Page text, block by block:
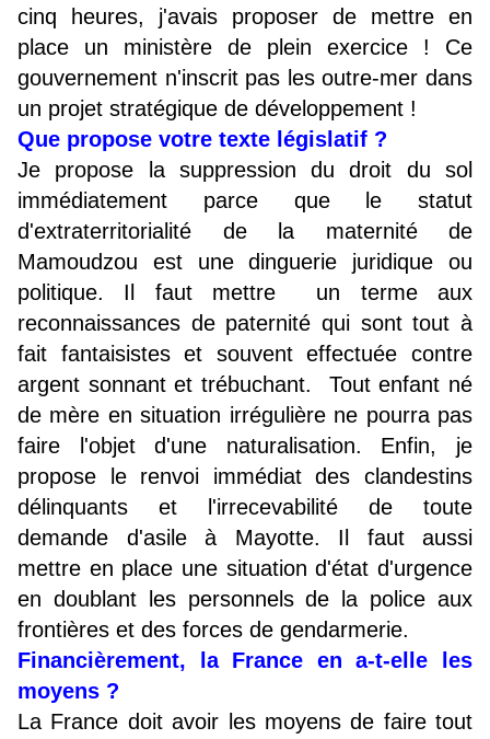
cinq heures, j'avais proposer de mettre en
place un ministère de plein exercice ! Ce
gouvernement n'inscrit pas les outre-mer dans
un projet stratégique de développement !
Que propose votre texte législatif ?
Je propose la suppression du droit du sol
immédiatement parce que le statut
d'extraterritorialité de la maternité de
Mamoudzou est une dinguerie juridique ou
politique. Il faut mettre un terme aux
reconnaissances de paternité qui sont tout à
fait fantaisistes et souvent effectuée contre
argent sonnant et trébuchant. Tout enfant né
de mère en situation irrégulière ne pourra pas
faire l'objet d'une naturalisation. Enfin, je
propose le renvoi immédiat des clandestins
délinquants et l'irrecevabilité de toute
demande d'asile à Mayotte. Il faut aussi
mettre en place une situation d'état d'urgence
en doublant les personnels de la police aux
frontières et des forces de gendarmerie.
Financièrement, la France en a-t-elle les
moyens ?
La France doit avoir les moyens de faire tout